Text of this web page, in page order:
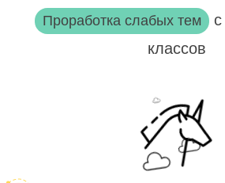
Проработка слабых тем с
классов